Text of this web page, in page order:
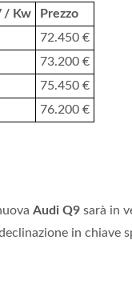
/ Kw
Prezzo
72.450 €
73.200 €
75.450 €
76.200 €
Audi Q9 sarà in
in chiave